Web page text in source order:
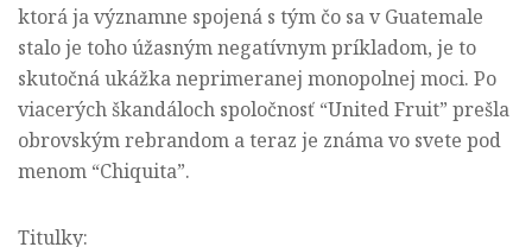
ktorá ja významne spojená s tým čo sa v Guatemale
stalo je toho úžasným negatívnym príkladom, je to
skutočná ukážka neprimeranej monopolnej moci. Po
viacerých škandáloch spoločnosť “United Fruit” prešla
obrovským rebrandom a teraz je známa vo svete pod
menom “Chiquita”.
Titulky: